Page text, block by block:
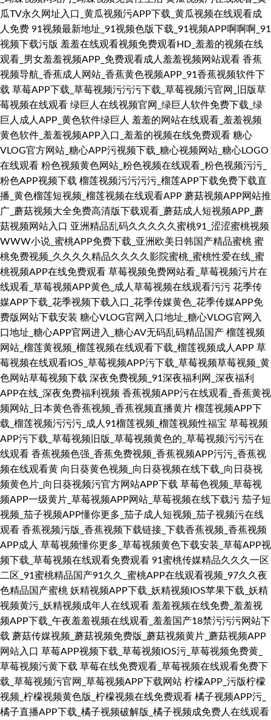
瓜TV永久网址入口_黄瓜视频污APP下载_黄瓜视频在线观看成
人免费 91视频最新地址_91视频色版下载_91视频APP啊啊啊_91
视频下载污版 羞羞在线观看视频免费观看HD_羞羞的视频在线
观看_男女羞羞视频APP_免费观看成人羞羞视频网站观看 香蕉
视频导航_香蕉成人网站_香蕉黄色视频APP_91香蕉视频软件下
载 草莓APP下载_草莓视频污污污下载_草莓视频污官网_旧版草
莓视频在线观看 绿巨人在线视频官网_绿巨人软件免费下载_绿
巨人成人APP_黄色软件绿巨人 羞羞的网站在线观看_羞羞视频
黄色软件_羞羞视频APP入口_羞羞的视频在线免费观看 糖心
VLOG官方网站_糖心APP污视频下载_糖心视频网站_糖心LOGO
在线观看 粉色视频黄色网站_粉色视频在线观看_粉色视频污污_
粉色APP视频下载 榴莲视频污污污污_榴莲APP下载免费下载直
播_黄色榴莲短视频_榴莲视频在线观看APP 蘑菇视频APP网站推
广_蘑菇视频大全免费高清版下载观看_蘑菇成人短视频APP_蘑
菇视频网站入口 亚洲精品乱码久久久久久蜜桃91_涩涩蜜桃视频
WWW小说_蜜桃APP免费下载_亚洲欧美日韩国产精品蜜桃 蜜
桃免费视频_久久久久精品久久久久影院蜜桃_蜜桃性爱在线_蜜
桃视频APP在线免费观看 草莓视频免费网站看_草莓视频污片在
线观看_草莓视频APP黄色_成人草莓视频在线观看污污 花季传
媒APP下载_花季视频下载入口_花季传媒黄色_花季传媒APP免
费版网站下载安装 糖心VLOG官网入口地址_糖心VLOG官网入
口地址_糖心APP官网进入_糖心AV无码乱码精品国产 榴莲视频
网站_榴莲黄视频_榴莲视频在线观看下载_榴莲视频成人APP 草
莓视频在线观看IOS_草莓视频APP污下载_草莓视频草莓视频_黄
色网站草莓视频下载 深夜免费视频_91深夜福利网_深夜福利
APP在线_深夜免费福利视频 香蕉视频APP污在线观看_香蕉黄视
频网站_日本黄色香蕉视频_香蕉视频直播黄片 榴莲视频APP下
载_榴莲视频污污污_成人91榴莲视频_榴莲视频性福宝 草莓视频
APP污下载_草莓视频旧版_草莓视频黄色的_草莓视频污污污在
线观看 香蕉视频色强_香蕉免费视频_香蕉视频APP污污_香蕉视
频在线观看黄 向日葵黄色视频_向日葵视频在线下载_向日葵视
频黄色片_向日葵视频污官方网站APP下载 草莓色视频_草莓视
频APP一级黄片_草莓视频APP网站_草莓视频在线下载污 茄子短
视频_茄子视频APP懂你更多_茄子成人短视频_茄子视频污在线
观看 香蕉视频污版_香蕉视频下载链接_下载香蕉视频_香蕉视频
APP成人 草莓视频懂你更多_草莓视频黄色下载安装_草莓APP视
频下载_草莓视频在线观看免费观看 91蜜桃传媒精品久久久一区
二区_91蜜桃精品国产91久久_蜜桃APP在线观看视频_97久久夜
色精品国产蜜桃 妖精视频APP下载_妖精视频IOS苹果下载_妖精
视频黄污_妖精视频成年人在线观看 羞羞视频在线免费_羞羞视
频APP下载_午夜羞羞视频在线观看_羞羞国产18禁污污污网站下
载 蘑菇传媒视频_蘑菇视频免费版_蘑菇视频黄片_蘑菇视频APP
网站入口 草莓APP视频下载_草莓视频IOS污_草莓视频免费黄_
草莓视频污黄下载 草莓在线免费观看_草莓视频在线观看免费下
载_草莓视频污官网_草莓视频APP下载网站 柠檬APP_污版柠檬
视频_柠檬视频黄色版_柠檬视频在线免费观看 橘子视频APP污_
橘子直播APP下载_橘子视频破解版_橘子视频成免费人在线观看